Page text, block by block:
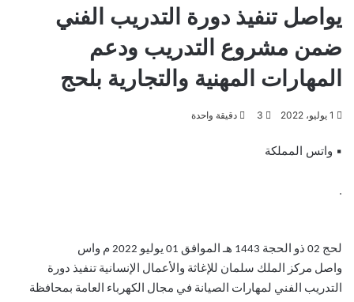
يواصل تنفيذ دورة التدريب الفني
ضمن مشروع التدريب ودعم
المهارات المهنية والتجارية بلحج
1 يوليو، 2022 3 دقيقة واحدة
▪︎ واتس المملكة
.
لحج 02 ذو الحجة 1443 هـ الموافق 01 يوليو 2022 م واس
واصل مركز الملك سلمان للإغاثة والأعمال الإنسانية تنفيذ دورة
التدريب الفني لمهارات الصيانة في مجال الكهرباء العامة بمحافظة